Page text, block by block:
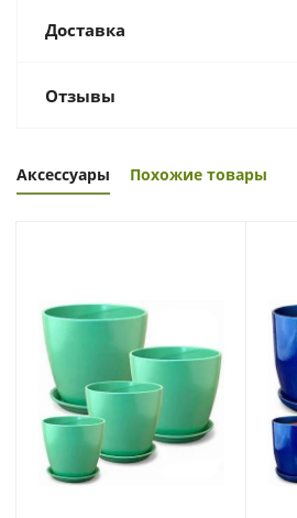
Доставка
Отзывы
Аксессуары Похожие товары